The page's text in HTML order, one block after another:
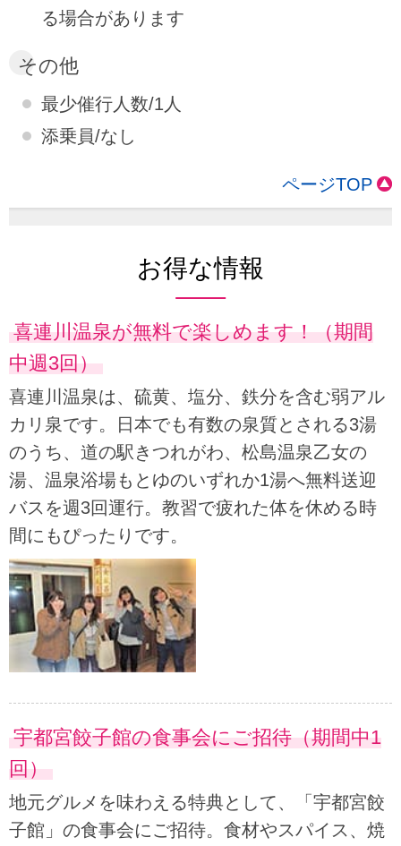
る場合があります
その他
最少催行人数/1人
添乗員/なし
ページTOP
お得な情報
喜連川温泉が無料で楽しめます！（期間
中週3回）
喜連川温泉は、硫黄、塩分、鉄分を含む弱アル
カリ泉です。日本でも有数の泉質とされる3湯
のうち、道の駅きつれがわ、松島温泉乙女の
湯、温泉浴場もとゆのいずれか1湯へ無料送迎
バスを週3回運行。教習で疲れた体を休める時
間にもぴったりです。
宇都宮餃子館の食事会にご招待（期間中1
回）
地元グルメを味わえる特典として、「宇都宮餃
子館」の食事会にご招待。食材やスパイス、焼